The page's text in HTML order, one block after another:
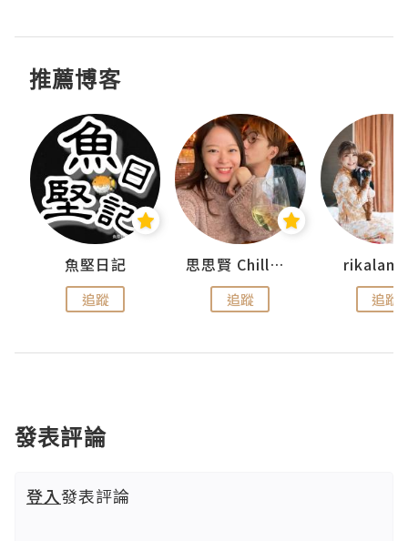
推薦博客
魚堅日記
追蹤
思思賢 ChillMyBabe
追蹤 追蹤
發表評論
登入發表評論